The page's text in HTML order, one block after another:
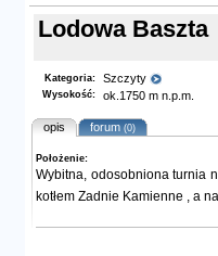
Lodowa Baszta
Kategoria: Szczyty
Wysokość: ok.1750 m n.p.m.
opis forum(0)
Położenie:
Wybitna, odosobniona turnia
kotłem Zadnie Kamienne , a